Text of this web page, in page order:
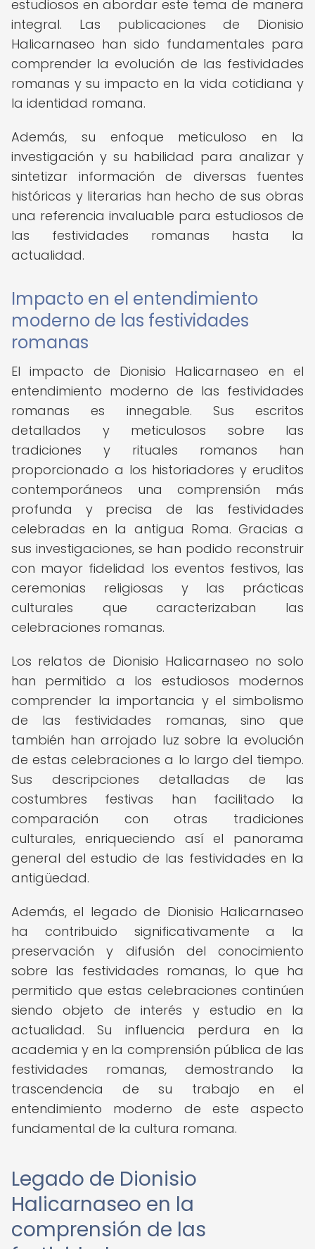
estudiosos en abordar este tema de manera
integral. Las publicaciones de Dionisio
Halicarnaseo han sido fundamentales para
comprender la evolución de las festividades
romanas y su impacto en la vida cotidiana y
la identidad romana.
Además, su enfoque meticuloso en la
investigación y su habilidad para analizar y
sintetizar información de diversas fuentes
históricas y literarias han hecho de sus obras
una referencia invaluable para estudiosos de
las festividades romanas hasta la
actualidad.
Impacto en el entendimiento
moderno de las festividades
romanas
El impacto de Dionisio Halicarnaseo en el
entendimiento moderno de las festividades
romanas es innegable. Sus escritos
detallados y meticulosos sobre las
tradiciones y rituales romanos han
proporcionado a los historiadores y eruditos
contemporáneos una comprensión más
profunda y precisa de las festividades
celebradas en la antigua Roma. Gracias a
sus investigaciones, se han podido reconstruir
con mayor fidelidad los eventos festivos, las
ceremonias religiosas y las prácticas
culturales que caracterizaban las
celebraciones romanas.
Los relatos de Dionisio Halicarnaseo no solo
han permitido a los estudiosos modernos
comprender la importancia y el simbolismo
de las festividades romanas, sino que
también han arrojado luz sobre la evolución
de estas celebraciones a lo largo del tiempo.
Sus descripciones detalladas de las
costumbres festivas han facilitado la
comparación con otras tradiciones
culturales, enriqueciendo así el panorama
general del estudio de las festividades en la
antigüedad.
Además, el legado de Dionisio Halicarnaseo
ha contribuido significativamente a la
preservación y difusión del conocimiento
sobre las festividades romanas, lo que ha
permitido que estas celebraciones continúen
siendo objeto de interés y estudio en la
actualidad. Su influencia perdura en la
academia y en la comprensión pública de las
festividades romanas, demostrando la
trascendencia de su trabajo en el
entendimiento moderno de este aspecto
fundamental de la cultura romana.
Legado de Dionisio
Halicarnaseo en la
comprensión de las